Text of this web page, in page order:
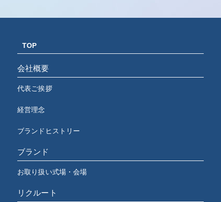
TOP
会社概要
代表ご挨拶
経営理念
ブランドヒストリー
ブランド
お取り扱い式場・会場
リクルート